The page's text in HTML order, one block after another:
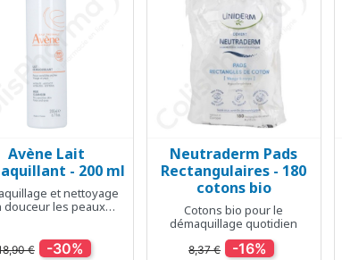
Aperçu rapide
Avène Lait
- 200 ml
et nettoyage
douceur les peaux
€ -30%
Aperçu rapide
Neutraderm Pads
Rectangulaires - 180
cotons bio
Cotons bio pour le
démaquillage quotidien
8,37 € -16%